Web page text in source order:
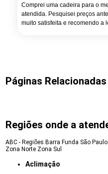
Comprei uma cadeira para o
atendida. Pesquisei preços
muito satisfeita e recomendo a
Páginas Relacionadas
Regiões onde a
ABC - Regiões Barra Funda São
Zona Norte Zona Sul
Aclimação